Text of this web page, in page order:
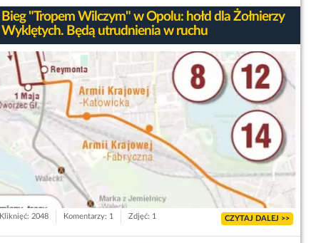
Bieg "Tropem Wilczym" w Opolu: hołd dla Żołnierzy
Wyklętych. Będą utrudnienia w ruchu
Kliknięć: 2048 Komentarzy: 1 Zdjęć: 1 CZYTAJ DALEJ >>